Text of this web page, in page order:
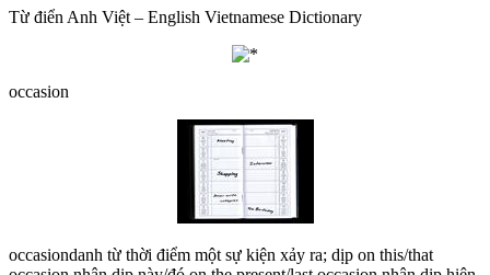
Từ điển Anh Việt – English Vietnamese Dictionary
occasion
occasiondanh từ thời điểm một sự kiện xảy ra; dịp on this/that